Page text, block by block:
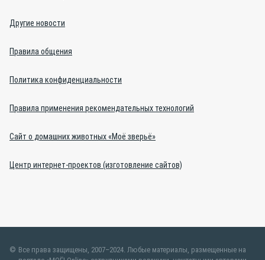
Другие новости
Правила общения
Политика конфиденциальности
Правила применения рекомендательных технологий
Сайт о домашних животных «Моё зверьё»
Центр интернет-проектов (изготовление сайтов)
Все права защищены, 2007–2024. Любые материалы, размещенные на